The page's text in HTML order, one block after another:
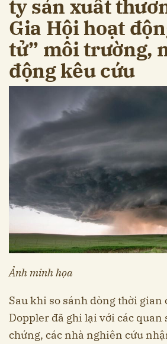
ty sản xuất
Gia Hội hoạt
tử” môi trường,
động kêu cứu
Ảnh minh họa
Sau khi so sánh dòng thời gian
Doppler đã ghi lại với các quan
chứng, các nhà nghiên cứu